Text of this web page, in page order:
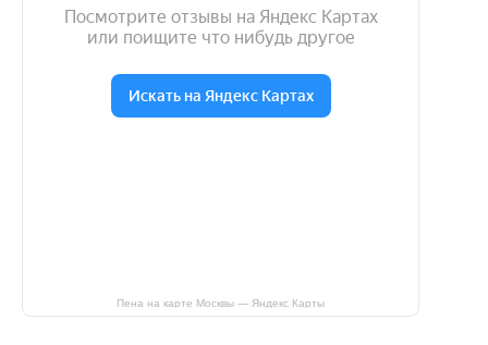
Пена на карте Москвы — Яндекс Карты